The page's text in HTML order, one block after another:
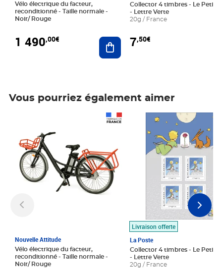
Vélo électrique du facteur,
reconditionné - Taille normale -
Noir/ Rouge
1 490,00€ Ajouter au panier
Collector 4 timbres - Le Petit
- Lettre Verte
20g / France
7,50€
Vous pourriez également aimer
Nouvelle Attitude
Vélo électrique du facteur,
reconditionné - Taille normale -
Noir/ Rouge
Livraison offerte
La Poste
Collector 4 timbres - Le Petit
- Lettre Verte
20g / France
Prix 7,50€